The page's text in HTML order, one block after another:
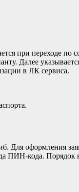
при переходе
Далее
в ЛК сервиса.
Для оформления
ПИН-кода. Порядок